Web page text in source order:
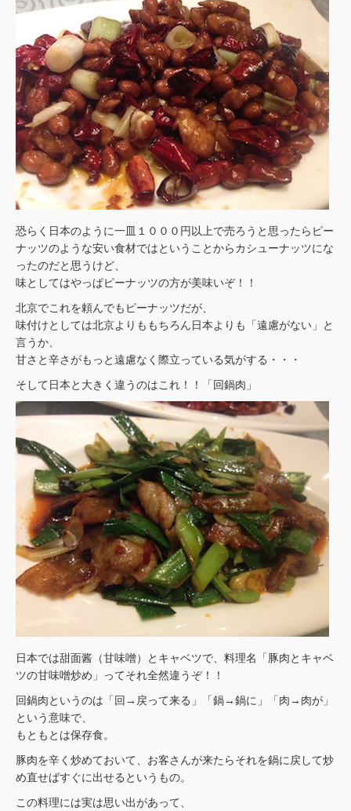
恐らく日本のように一皿１０００円以上で売ろうと思ったらピー
ナッツのような安い食材ではということからカシューナッツにな
ったのだと思うけど、
味としてはやっぱピーナッツの方が美味いぞ！！
北京でこれを頼んでもピーナッツだが、
味付けとしては北京よりももちろん日本よりも「遠慮がない」と
言うか、
甘さと辛さがもっと遠慮なく際立っている気がする・・・
そして日本と大きく違うのはこれ！！「回鍋肉」
日本では甜面酱（甘味噌）とキャベツで、料理名「豚肉とキャベ
ツの甘味噌炒め」ってそれ全然違うぞ！！
回鍋肉というのは「回→戻って来る」「鍋→鍋に」「肉→肉が」
という意味で、
もともとは保存食。
豚肉を辛く炒めておいて、お客さんが来たらそれを鍋に戻して炒
め直せばすぐに出せるというもの。
この料理には実は思い出があって、